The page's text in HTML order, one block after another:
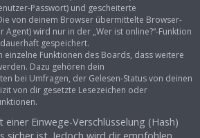
Passwort) und gescheiterte
von deinem Browser übermittelte Browser-
Agent) wird nur in der „Wer ist online?“-Funktion
gespeichert.
einzelne Funktionen des Boards, dass weitere
Dazu gehören dein
bei Umfragen, der Gelesen-Status von deinen
von dir gesetzte Lesezeichen oder
Einwege-Verschlüsselung (Hash)